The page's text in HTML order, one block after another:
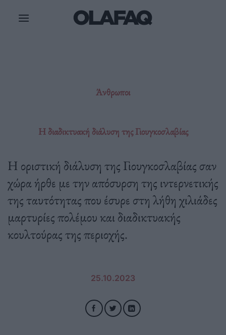
Άνθρωποι
Η διαδικτυακή διάλυση της Γιουγκοσλαβίας
Η οριστική διάλυση της Γιουγκοσλαβίας σαν
χώρα ήρθε με την απόσυρση της ιντερνετικής
της ταυτότητας που έσυρε στη λήθη χιλιάδες
μαρτυρίες πολέμου και διαδικτυακής
κουλτούρας της περιοχής.
25.10.2023